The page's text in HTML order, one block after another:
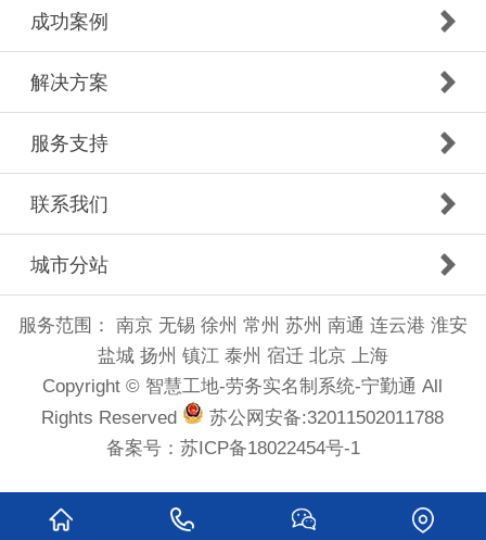
成功案例
解决方案
服务支持
联系我们
城市分站
服务范围： 南京 无锡 徐州 常州 苏州 南通 连云港 淮安
盐城 扬州 镇江 泰州 宿迁 北京
上海
Copyright © 智慧工地-劳务实名制系统-宁勤通 All
Rights Reserved
苏公网安备:32011502011788
备案号：苏ICP备18022454号-1